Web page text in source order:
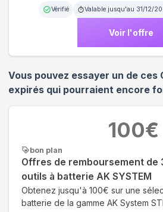
Vérifié Valable jusqu'au 31/12/
Voir l'offre
Vous pouvez essayer un de ces
expirés qui pourraient encore
bon plan
Offres de remboursement de
outils à batterie AK SYSTEM
Obtenez jusqu'à 100€ sur une
batterie de la gamme AK System
100€